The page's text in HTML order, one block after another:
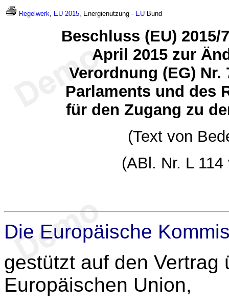
Regelwerk, EU 2015, Energienutzung - EU Bund
Beschluss (EU)
April 2015 zur
Verordnung (EG) Nr.
Parlaments und des
für den Zugang zu
(Text von
(ABl. Nr. L
Die Europäische
gestützt auf den Vertrag
Europäischen Union,